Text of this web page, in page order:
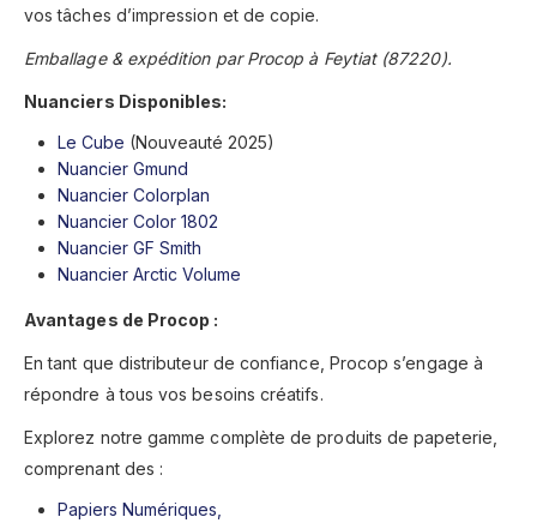
vos tâches d’impression et de copie.
Emballage & expédition par Procop à Feytiat (87220).
Nuanciers Disponibles:
Le Cube (Nouveauté 2025)
Nuancier Gmund
Nuancier Colorplan
Nuancier Color 1802
Nuancier GF Smith
Nuancier Arctic Volume
Avantages de Procop :
En tant que distributeur de confiance, Procop s’engage à
répondre à tous vos besoins créatifs.
Explorez notre gamme complète de produits de papeterie,
comprenant des :
Papiers Numériques,